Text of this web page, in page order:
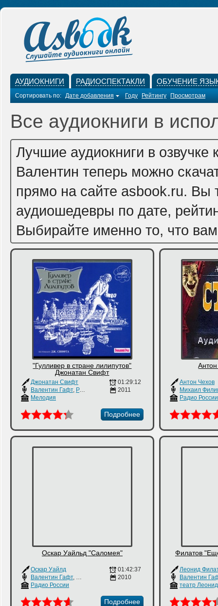
АУДИОКНИГИ РАДИОСПЕКТАКЛИ ОБУЧЕНИЕ
Сортировать по: Дате добавления Году Рейтингу Просмотрам
Все аудиокниги в
Лучшие аудиокниги в
Валентин теперь можно
прямо на сайте asbook.ru. Вы
аудиошедевры по дате,
Выбирайте именно то, что
"Гулливер в стране лилипутов"
Джонатан Свифт
Джонатан Свифт
Валентин Гафт, Ростислав Плятт
Мелодия
01:29:12
2011
Подробнее
Антон Чехов
Радио России
Оскар Уайльд "Саломея"
Оскар Уайлд
Валентин Гафт, Ольга Остроумова,Илья Ильин
Радио России
01:42:37
2010
Подробнее
Филатов
Леонид
Валентин